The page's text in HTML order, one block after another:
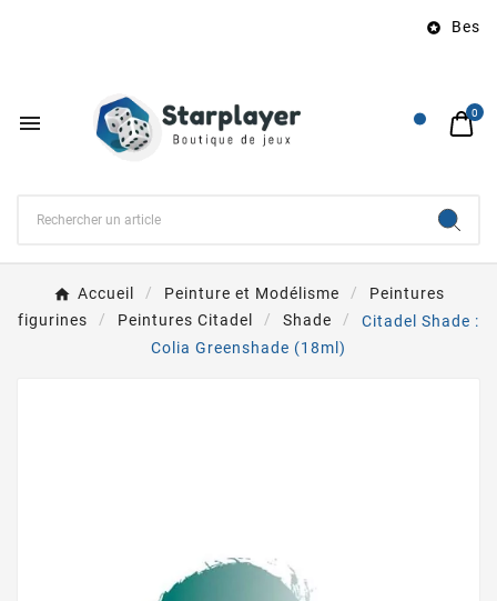

 0
Accueil Peinture et Modélisme
Peintures
figurines
Peintures Citadel Shade
Citadel Shade :
Colia Greenshade (18ml)